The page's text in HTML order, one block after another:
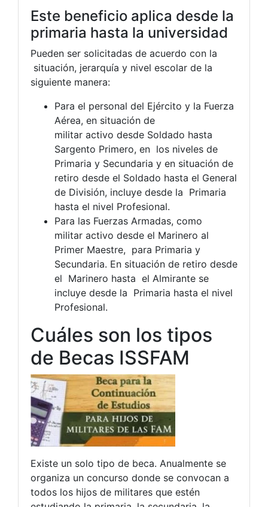
Este beneficio aplica desde la
primaria hasta la universidad
Pueden ser solicitadas de acuerdo con la
situación, jerarquía y nivel escolar de la
siguiente manera:
Para el personal del Ejército y la Fuerza
Aérea, en situación de
militar activo desde Soldado hasta
Sargento Primero, en los niveles de
Primaria y Secundaria y en situación de
retiro desde el Soldado hasta el General
de División, incluye desde la Primaria
hasta el nivel Profesional.
Para las Fuerzas Armadas, como
militar activo desde el Marinero al
Primer Maestre, para Primaria y
Secundaria. En situación de retiro desde
el Marinero hasta el Almirante se
incluye desde la Primaria hasta el nivel
Profesional.
Cuáles son los tipos
de Becas ISSFAM
Existe un solo tipo de beca. Anualmente se
organiza un concurso donde se convocan a
todos los hijos de militares que estén